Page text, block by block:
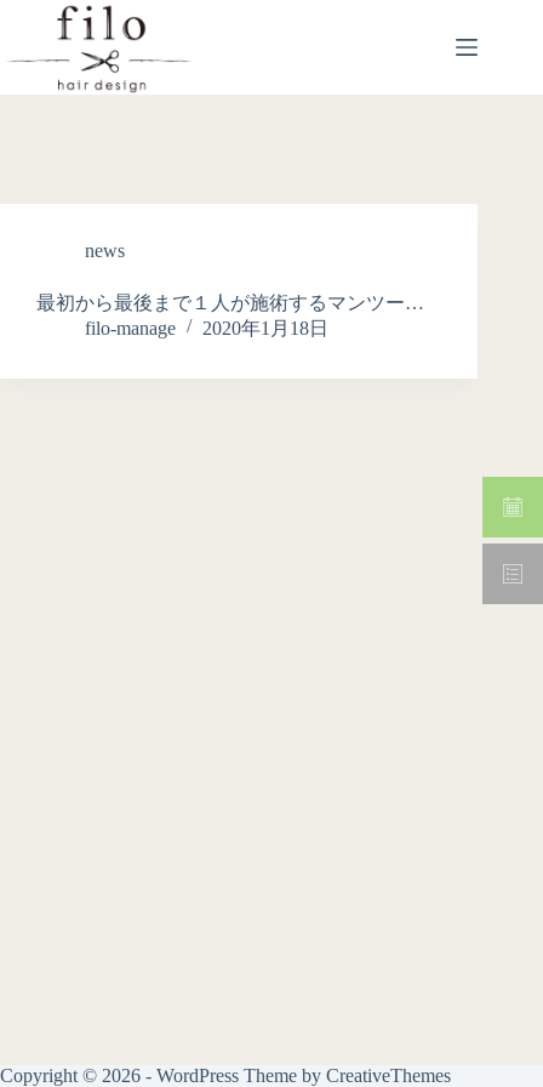
news
最初から最後まで１人が施術するマンツー…
filo-manage
2020年1月18日
Copyright © 2026 - WordPress Theme by CreativeThemes